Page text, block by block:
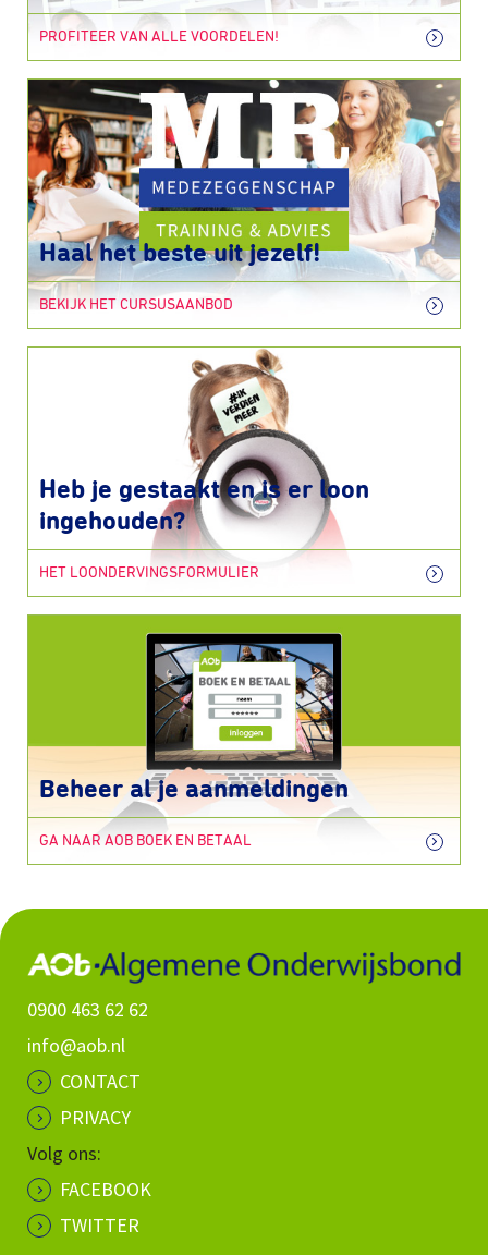
PROFITEER VAN ALLE VOORDELEN!
Haal het beste uit jezelf!
BEKIJK HET CURSUSAANBOD
Heb je gestaakt en is er loon
ingehouden?
HET LOONDERVINGSFORMULIER
Beheer al je aanmeldingen
GA NAAR AOB BOEK EN BETAAL
0900 463 62 62
info@aob.nl
CONTACT
PRIVACY
Volg ons:
FACEBOOK
TWITTER